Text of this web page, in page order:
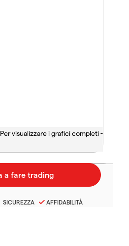
Per visualizzare i grafici completi -
SICUREZZA AFFIDABILITÀ